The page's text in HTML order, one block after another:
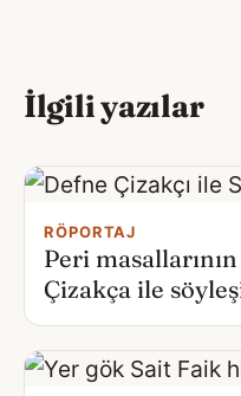
İlgili yazılar
RÖPORTAJ
Peri
Çizakça ile